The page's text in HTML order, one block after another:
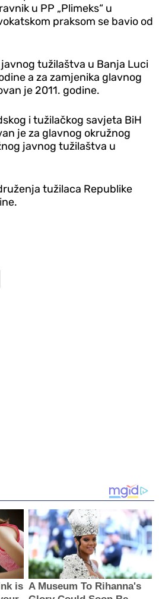
u PP „Plimeks“ u
praksom se bavio od
tužilaštva u Banja Luci
a za zamjenika glavnog
je 2011. godine.
i tužilačkog savjeta BiH
je za glavnog okružnog
javnog tužilaštva u
tužilaca Republike